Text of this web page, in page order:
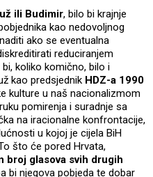
ili Budimir, bilo bi krajnje
kao nedovoljnog
ako se eventualna
reduciranjem
koliko komično, bilo i
kao predsjednik HDZ-a 1990
kulture u naš nacionalizmom
pomirenja i suradnje sa
na iracionalne konfrontacije,
u kojoj je cijela BiH
što će pored Hrvata,
broj glasova svih drugih
bi njegova pobjeda te dobar